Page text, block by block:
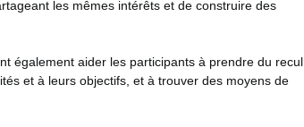
les mêmes intérêts et de construire des
également aider les participants à prendre du recul
et à leurs objectifs, et à trouver des moyens de